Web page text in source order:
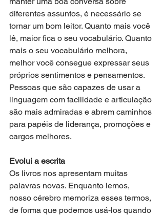
diferentes assuntos, é necessário se
tornar um bom leitor. Quanto mais você
lê, maior fica o seu vocabulário. Quanto
mais o seu vocabulário melhora,
melhor você consegue expressar seus
próprios sentimentos e pensamentos.
Pessoas que são capazes de usar a
linguagem com facilidade e articulação
são mais admiradas e abrem caminhos
para papéis de liderança, promoções e
cargos melhores.
Evolui a escrita
Os livros nos apresentam muitas
palavras novas. Enquanto lemos,
nosso cérebro memoriza esses termos,
de forma que podemos usá-los quando